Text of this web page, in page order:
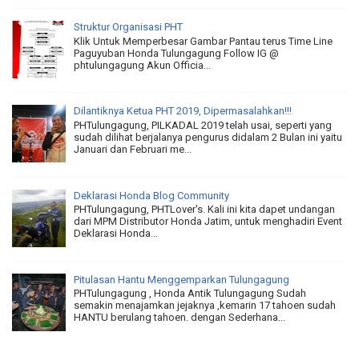
Struktur Organisasi PHT
Klik Untuk Memperbesar Gambar Pantau terus Time Line
Paguyuban Honda Tulungagung Follow IG @
phtulungagung Akun Officia...
Dilantiknya Ketua PHT 2019, Dipermasalahkan!!!
PHTulungagung, PILKADAL 2019 telah usai, seperti yang
sudah dilihat berjalanya pengurus didalam 2 Bulan ini yaitu
Januari dan Februari me...
Deklarasi Honda Blog Community
PHTulungagung, PHTLover's. Kali ini kita dapet undangan
dari MPM Distributor Honda Jatim, untuk menghadiri Event
Deklarasi Honda...
Pitulasan Hantu Menggemparkan Tulungagung
PHTulungagung , Honda Antik Tulungagung Sudah
semakin menajamkan jejaknya ,kemarin 17 tahoen sudah
HANTU berulang tahoen. dengan Sederhana...